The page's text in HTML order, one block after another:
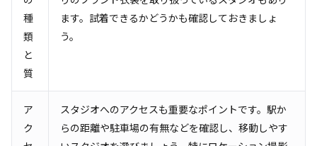
種
類
と
質
ます。試着できるかどうかも確認しておきましょ
う。
ア
ク
スタジオへのアクセスも重要なポイントです。駅か
らの距離や駐車場の有無などを確認し、移動しやす